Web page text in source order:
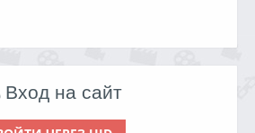
Вход на сайт